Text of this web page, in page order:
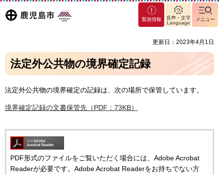
鹿児島
マグ
マシ
緊急情報
音声・文字
Language
メニュー
更新日：2023年4月1日
法定外公共物の境界確定記録
法定外公共物の境界確定の記録は、次の場所で保管しています。
境界確定記録の文書保管先（PDF：73KB）
PDF形式のファイルをご覧いただく場合には、Adobe Acrobat
Readerが必要です。Adobe Acrobat Readerをお持ちでない方